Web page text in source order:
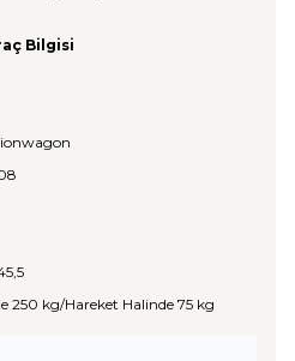
Bilgisi
250 kg/Hareket Halinde 75 kg